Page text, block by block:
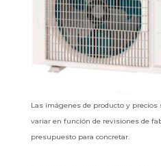
Las imágenes de producto y
variar en función de revisiones de
presupuesto para concretar.